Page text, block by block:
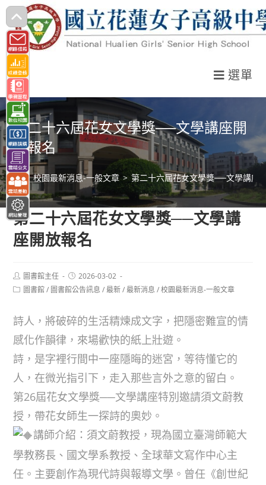
跳
轉
至
主
要
內
容
選單
第二十六屆花女文學獎──文學講座開
放報名
> 校園最新消息-一般文章 > 第二十六屆花女文學獎──文學講座
第二十六屆花女文學獎──文學講
座開放報名
Post
author:
圖書館主任
Post
published:
2026-03-02
Post圖書館 / 圖書館公告訊息 / 最新 / 最新消息 / 校園最新消息-一般文章
詩人，將破碎的生活精煉成文字，把隱密難宣的情
感化作韻律，來場歡快的紙上壯遊。
詩，是字裡行間中一座隱晦的迷宮，等待懂它的
人，在微光指引下，走入那些言外之意的留白。
第26屆花女文學獎──文學講座特別邀請須文蔚教
授，帶花女師生一探詩的奧妙。
講師介紹：須文蔚教授，現為國立臺灣師範大
學教務長、國文學系教授、全球華文寫作中心主
任。主要創作為現代詩與報導文學。曾任《創世紀